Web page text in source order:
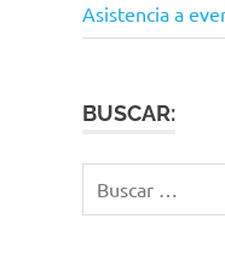
Asistencia a
BUSCAR: